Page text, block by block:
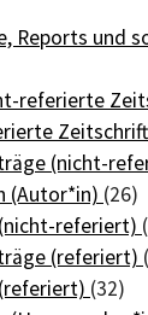
Reports und
referierte
(nicht-
(Autor*in) (26)
referiert)
(referiert)
(32)